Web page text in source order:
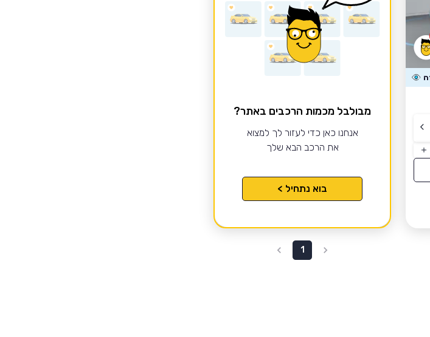
מבולבל מכמות הרכבים באתר?
אנחנו כאן כדי לעזור לך למצוא
את הרכב הבא שלך
בוא נתחיל >
1